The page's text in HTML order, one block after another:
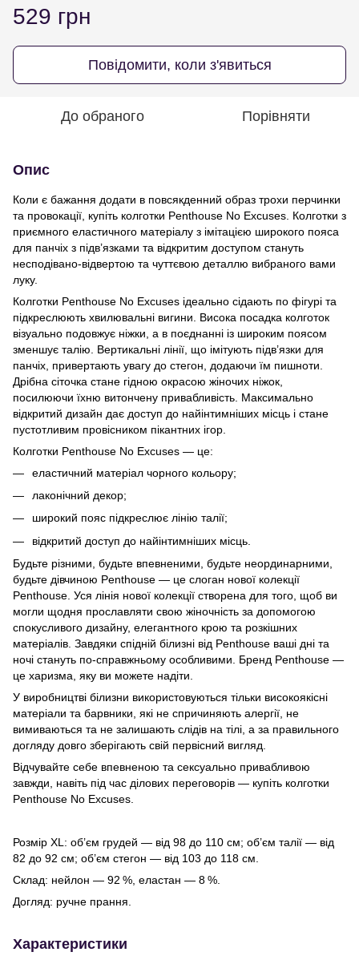
529 грн
Повідомити, коли з'явиться
До обраного Порівняти
Опис
Коли є бажання додати в повсякденний образ трохи перчинки
та провокації, купіть колготки Penthouse No Excuses. Колготки з
приємного еластичного матеріалу з імітацією широкого пояса
для панчіх з підв’язками та відкритим доступом стануть
несподівано-відвертою та чуттєвою деталлю вибраного вами
луку.
Колготки Penthouse No Excuses ідеально сідають по фігурі та
підкреслюють хвилювальні вигини. Висока посадка колготок
візуально подовжує ніжки, а в поєднанні із широким поясом
зменшує талію. Вертикальні лінії, що імітують підв’язки для
панчіх, привертають увагу до стегон, додаючи їм пишноти.
Дрібна сіточка стане гідною окрасою жіночих ніжок,
посилюючи їхню витончену привабливість. Максимально
відкритий дизайн дає доступ до найінтимніших місць і стане
пустотливим провісником пікантних ігор.
Колготки Penthouse No Excuses — це:
еластичний матеріал чорного кольору;
лаконічний декор;
широкий пояс підкреслює лінію талії;
відкритий доступ до найінтимніших місць.
Будьте різними, будьте впевненими, будьте неординарними,
будьте дівчиною Penthouse — це слоган нової колекції
Penthouse. Уся лінія нової колекції створена для того, щоб ви
могли щодня прославляти свою жіночність за допомогою
спокусливого дизайну, елегантного крою та розкішних
матеріалів. Завдяки спідній білизні від Penthouse ваші дні та
ночі стануть по-справжньому особливими. Бренд Penthouse —
це харизма, яку ви можете надіти.
У виробництві білизни використовуються тільки високоякісні
матеріали та барвники, які не спричиняють алергії, не
вимиваються та не залишають слідів на тілі, а за правильного
догляду довго зберігають свій первісний вигляд.
Відчувайте себе впевненою та сексуально привабливою
завжди, навіть під час ділових переговорів — купіть колготки
Penthouse No Excuses.
Розмір XL: об’єм грудей — від 98 до 110 см; об’єм талії — від
82 до 92 см; об’єм стегон — від 103 до 118 см.
Склад: нейлон — 92 %, еластан — 8 %.
Догляд: ручне прання.
Характеристики